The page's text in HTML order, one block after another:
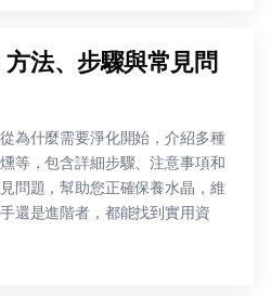
法、步驟與常見問
為什麼需要淨化開始，介紹多種
等，包含詳細步驟、注意事項和
問題，幫助您正確保養水晶，維
還是進階者，都能找到實用資